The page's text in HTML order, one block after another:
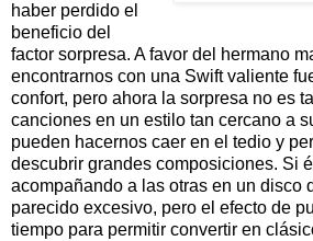
haber perdido el
beneficio del
factor sorpresa. A favor del hermano
encontrarnos con una Swift valiente
confort, pero ahora la sorpresa no es
canciones en un estilo tan cercano a
pueden hacernos caer en el tedio y
descubrir grandes composiciones. Si
acompañando a las otras en un disco
parecido excesivo, pero el efecto de
tiempo para permitir convertir en